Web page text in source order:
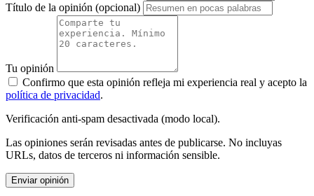
Título de la opinión (opcional)
Tu opinión
Confirmo que esta opinión refleja mi experiencia real y acepto la
política de privacidad.
Verificación anti-spam desactivada (modo local).
Las opiniones serán revisadas antes de publicarse. No incluyas
URLs, datos de terceros ni información sensible.
Enviar opinión